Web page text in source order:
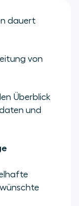
dauert
von
Überblick
und